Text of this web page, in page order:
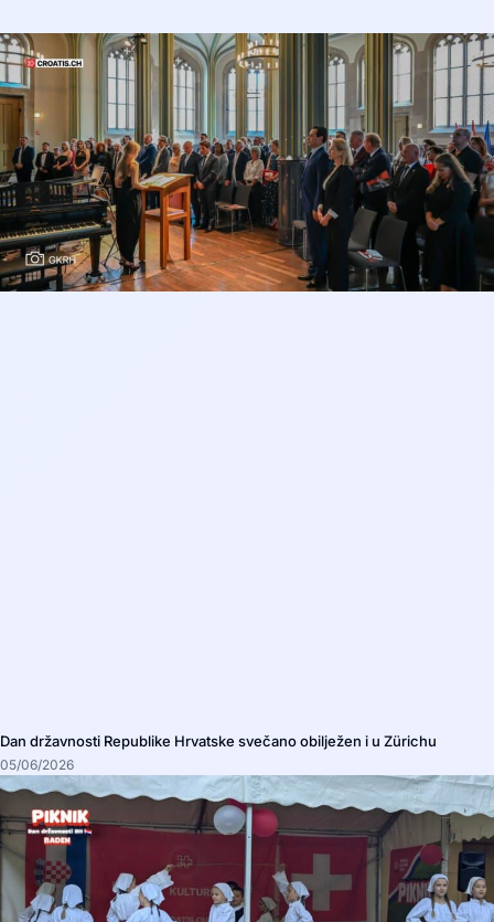
Dan državnosti Republike Hrvatske svečano obilježen i u Zürichu
05/06/2026